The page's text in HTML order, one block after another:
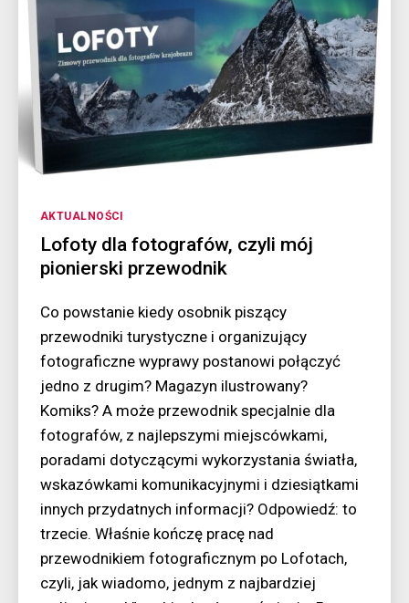
Kategorie
AKTUALNOŚCI
Lofoty dla fotografów, czyli mój
pionierski przewodnik
Co powstanie kiedy osobnik piszący
przewodniki turystyczne i organizujący
fotograficzne wyprawy postanowi połączyć
jedno z drugim? Magazyn ilustrowany?
Komiks? A może przewodnik specjalnie dla
fotografów, z najlepszymi miejscówkami,
poradami dotyczącymi wykorzystania światła,
wskazówkami komunikacyjnymi i dziesiątkami
innych przydatnych informacji? Odpowiedź: to
trzecie. Właśnie kończę pracę nad
przewodnikiem fotograficznym po Lofotach,
czyli, jak wiadomo, jednym z najbardziej